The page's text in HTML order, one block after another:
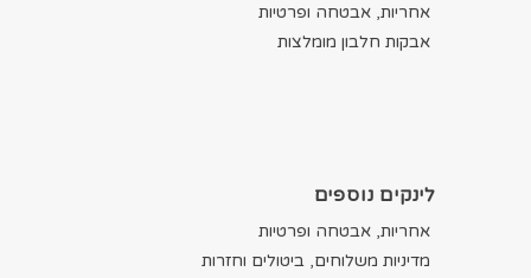
אחריות, אבטחה ופרטיות
אבקות חלבון מומלצות
לינקים נוספים
אחריות, אבטחה ופרטיות
מדיניות משלוחים, ביטולים וחזרות